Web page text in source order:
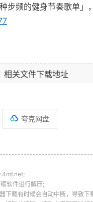
频的健身节奏歌单」
相关文件下载地址
夸克网盘
软件进行解压;
下载有时候会自动中断，导致下